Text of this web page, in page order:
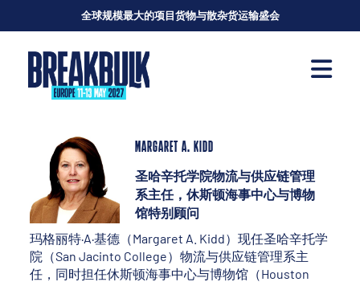
全球规模最大的项目货物与散杂货运输盛会
MARGARET A. KIDD
圣哈辛托学院物流与供应链管理
系主任，休斯顿海事中心与博物
馆特别顾问
玛格丽特·A·基德（Margaret A. Kidd）现任圣哈辛托学
院（San Jacinto College）物流与供应链管理系主
任，同时担任休斯顿海事中心与博物馆（Houston